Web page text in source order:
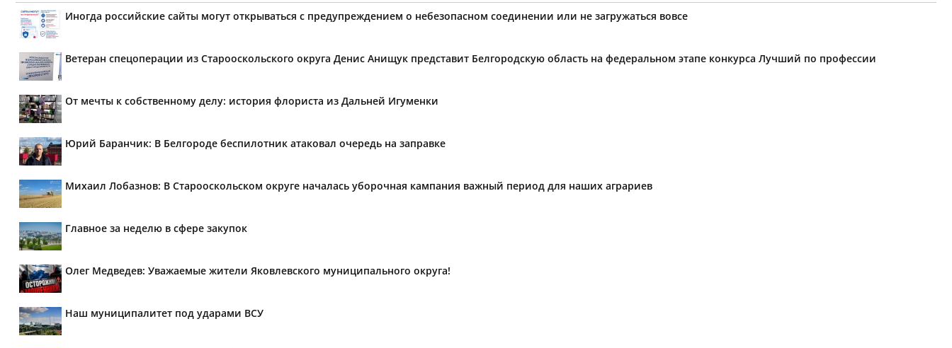
Иногда российские сайты могут открываться с предупреждением о небезопасном соединении или не загружаться вовсе
Ветеран спецоперации из Старооскольского округа Денис Анищук представит Белгородскую область на федеральном этапе конкурса Лучший по профессии
От мечты к собственному делу: история флориста из Дальней Игуменки
Юрий Баранчик: В Белгороде беспилотник атаковал очередь на заправке
Михаил Лобазнов: В Старооскольском округе началась уборочная кампания важный период для наших аграриев
Главное за неделю в сфере закупок
Олег Медведев: Уважаемые жители Яковлевского муниципального округа!
Наш муниципалитет под ударами ВСУ